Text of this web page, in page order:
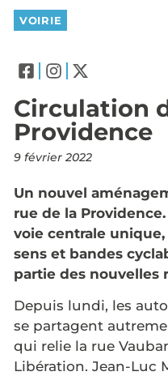
VOIRIE
Circulation
Providence
9 février 2022
Un nouvel
rue de la
voie centrale
sens et bandes
partie des nouvelles
Depuis lundi, les
se partagent
qui relie la rue
Libération. Jean-Luc